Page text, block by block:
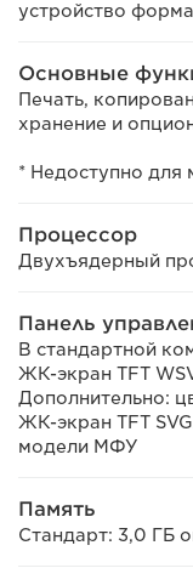
устройство
Основные
Печать,
хранение и
* Недоступно для
Процессор
Двухъядерный
Панель
В стандартной
ЖК-экран TFT
Дополнительно:
ЖК-экран TFT
модели МФУ
Память
Стандарт: 3,0 ГБ